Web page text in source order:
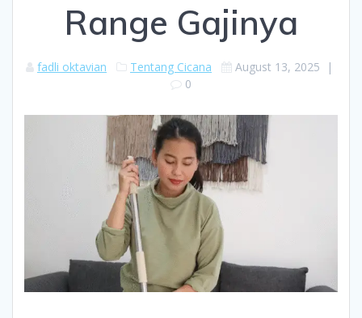
Range Gajinya
fadli oktavian Tentang Cicana August 13, 2025 |
0